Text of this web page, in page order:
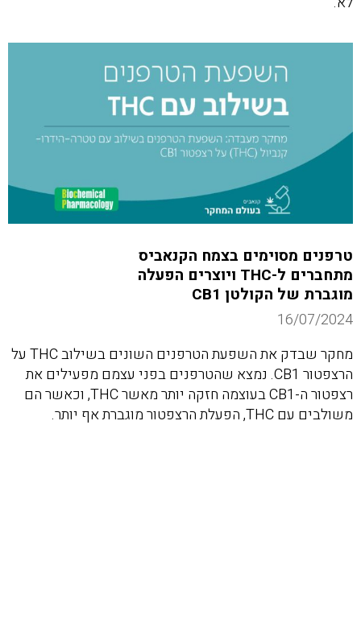
טרפנים מסוימים בצמח הקנאביס
מתחברים ל-THC ויוצרים הפעלה
מוגברת של הקולטן CB1
16/07/2024
מחקר שבדק את השפעת הטרפנים השונים בשילוב THC על
הרצפטור CB1. נמצא שהטרפנים בפני עצמם מפעילים את
רצפטור ה-CB1 בעוצמה חזקה יותר מאשר THC, וכאשר הם
משולבים עם THC, הפעלת הרצפטור מוגברת אף יותר.